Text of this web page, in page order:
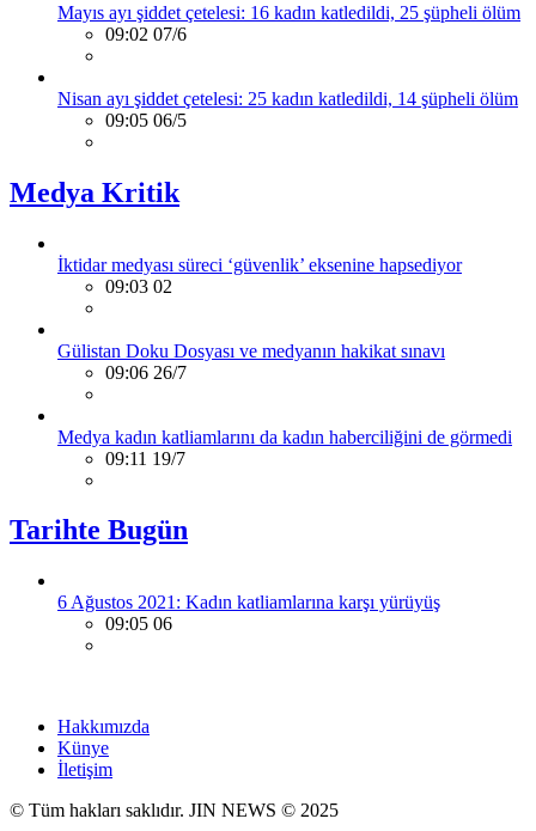
Mayıs ayı şiddet çetelesi: 16 kadın katledildi, 25 şüpheli ölüm
09:02 07/6
Nisan ayı şiddet çetelesi: 25 kadın katledildi, 14 şüpheli ölüm
09:05 06/5
Medya Kritik
İktidar medyası süreci ‘güvenlik’ eksenine hapsediyor
09:03 02
Gülistan Doku Dosyası ve medyanın hakikat sınavı
09:06 26/7
Medya kadın katliamlarını da kadın haberciliğini de görmedi
09:11 19/7
Tarihte Bugün
6 Ağustos 2021: Kadın katliamlarına karşı yürüyüş
09:05 06
Hakkımızda
Künye
İletişim
© Tüm hakları saklıdır. JIN NEWS © 2025